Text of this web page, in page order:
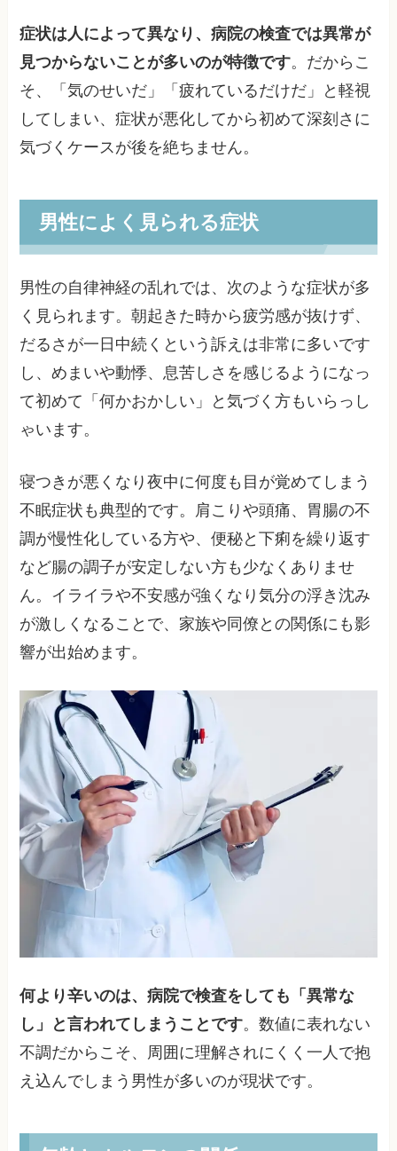
症状は人によって異なり、病院の検査では異常が
見つからないことが多いのが特徴です。だからこ
そ、「気のせいだ」「疲れているだけだ」と軽視
してしまい、症状が悪化してから初めて深刻さに
気づくケースが後を絶ちません。
男性によく見られる症状
男性の自律神経の乱れでは、次のような症状が多
く見られます。朝起きた時から疲労感が抜けず、
だるさが一日中続くという訴えは非常に多いです
し、めまいや動悸、息苦しさを感じるようになっ
て初めて「何かおかしい」と気づく方もいらっし
ゃいます。
寝つきが悪くなり夜中に何度も目が覚めてしまう
不眠症状も典型的です。肩こりや頭痛、胃腸の不
調が慢性化している方や、便秘と下痢を繰り返す
など腸の調子が安定しない方も少なくありませ
ん。イライラや不安感が強くなり気分の浮き沈み
が激しくなることで、家族や同僚との関係にも影
響が出始めます。
何より辛いのは、病院で検査をしても「異常な
し」と言われてしまうことです。数値に表れない
不調だからこそ、周囲に理解されにくく一人で抱
え込んでしまう男性が多いのが現状です。